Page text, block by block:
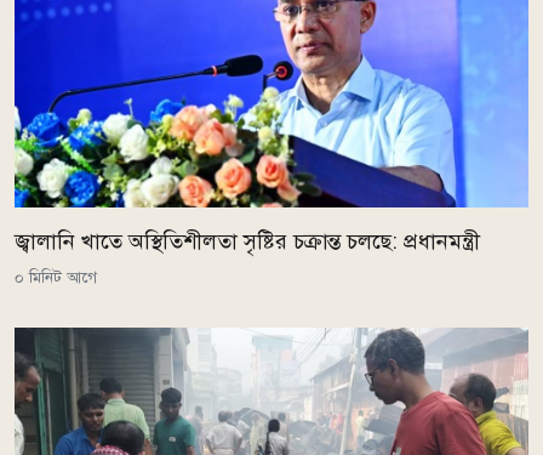
জ্বালানি খাতে অস্থিতিশীলতা সৃষ্টির চক্রান্ত চলছে: প্রধানমন্ত্রী
০ মিনিট আগে